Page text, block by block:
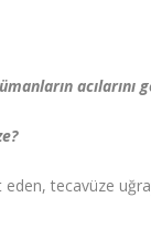
acılarını
tecavüze